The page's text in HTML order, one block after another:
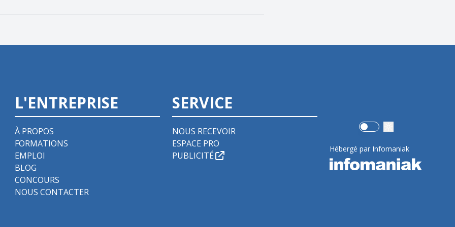
L'ENTREPRISE
À PROPOS
FORMATIONS
EMPLOI
BLOG
CONCOURS
NOUS CONTACTER
SERVICE
NOUS RECEVOIR
ESPACE PRO
PUBLICITÉ
Use setting
Hébergé par Infomaniak